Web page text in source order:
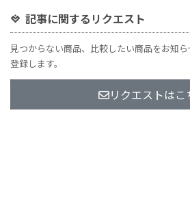
記事に関するリクエスト
見つからない商品、比較したい商品をお知
登録します。
リクエストはこ